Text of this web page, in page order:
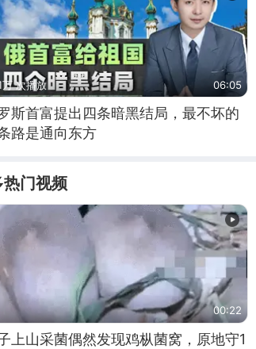
万 次播放 06:05
斯首富提出四条暗黑结局，最不坏的
路是通向东方
热门视频
00:22
上山采菌偶然发现鸡枞菌窝，原地守1